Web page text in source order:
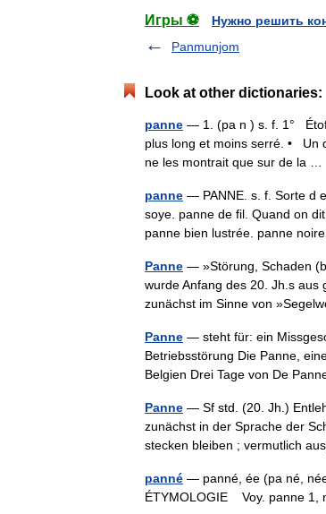
Игры ⚽
Нужно решить
Panmunjom
Look at other dictionaries:
panne — 1. (pa n ) s. f. 1°
plus long et moins serré. • Un
ne les montrait que sur de la …
panne — PANNE. s. f. Sorte d
soye. panne de fil. Quand on
panne bien lustrée. panne
Panne — »Störung, Schaden
wurde Anfang des 20. Jh.s
zunächst im Sinne von
Panne — steht für: ein
Betriebsstörung Die Panne,
Belgien Drei Tage von De
Panne — Sf std. (20. Jh.)
zunächst in der Sprache der
stecken bleiben ; vermutlich
panné — panné, ée (pa né,
ÉTYMOLOGIE Voy. panne